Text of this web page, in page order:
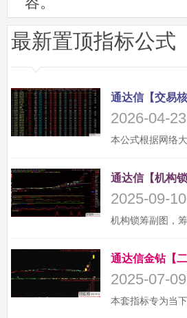
最新置顶指标公式
2026-04-23
2025-09-10
2025-07-09